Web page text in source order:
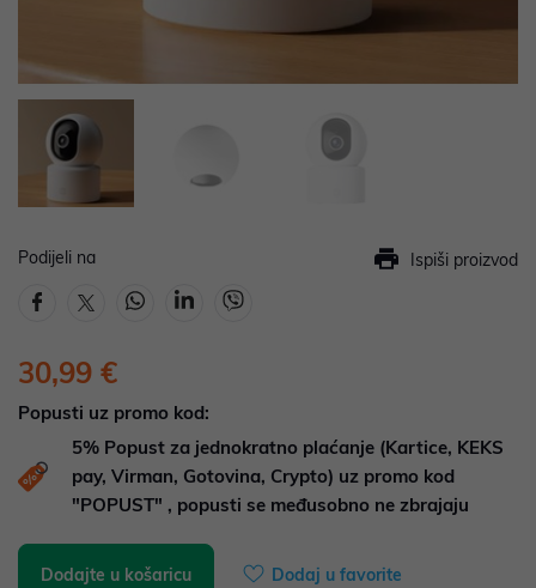
Podijeli na Ispiši proizvod
30,99 €
Popusti uz promo kod:
5% Popust za jednokratno plaćanje (Kartice, KEKS
pay, Virman, Gotovina, Crypto) uz promo kod
"POPUST" , popusti se međusobno ne zbrajaju
Dodajte u košaricu Dodaj u favorite